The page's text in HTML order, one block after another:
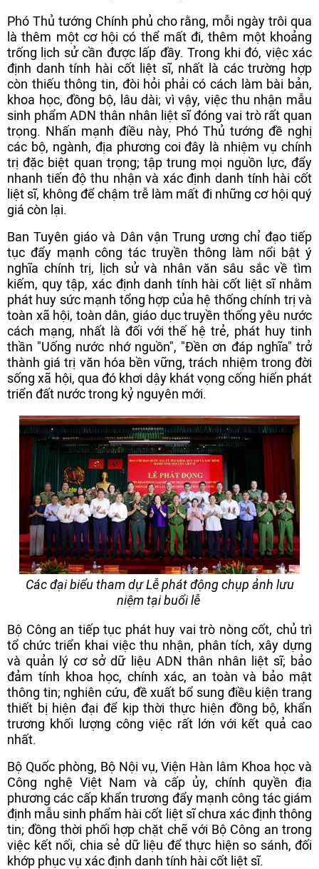
Phó Thủ tướng Chính phủ cho rằng, mỗi ngày trôi qua
là thêm một cơ hội có thể mất đi, thêm một khoảng
trống lịch sử cần được lấp đầy. Trong khi đó, việc xác
định danh tính hài cốt liệt sĩ, nhất là các trường hợp
còn thiếu thông tin, đòi hỏi phải có cách làm bài bản,
khoa học, đồng bộ, lâu dài; vì vậy, việc thu nhận mẫu
sinh phẩm ADN thân nhân liệt sĩ đóng vai trò rất quan
trọng. Nhấn mạnh điều này, Phó Thủ tướng đề nghị
các bộ, ngành, địa phương coi đây là nhiệm vụ chính
trị đặc biệt quan trọng; tập trung mọi nguồn lực, đẩy
nhanh tiến độ thu nhận và xác định danh tính hài cốt
liệt sĩ, không để chậm trễ làm mất đi những cơ hội quý
giá còn lại.
Ban Tuyên giáo và Dân vận Trung ương chỉ đạo tiếp
tục đẩy mạnh công tác truyền thông làm nổi bật ý
nghĩa chính trị, lịch sử và nhân văn sâu sắc về tìm
kiếm, quy tập, xác định danh tính hài cốt liệt sĩ nhằm
phát huy sức mạnh tổng hợp của hệ thống chính trị và
toàn xã hội, toàn dân, giáo dục truyền thống yêu nước
cách mạng, nhất là đối với thế hệ trẻ, phát huy tinh
thần "Uống nước nhớ nguồn", "Đền ơn đáp nghĩa" trở
thành giá trị văn hóa bền vững, trách nhiệm trong đời
sống xã hội, qua đó khơi dậy khát vọng cống hiến phát
triển đất nước trong kỷ nguyên mới.
Các đại biểu tham dự Lễ phát động chụp ảnh lưu
niệm tại buổi lễ
Bộ Công an tiếp tục phát huy vai trò nòng cốt, chủ trì
tổ chức triển khai việc thu nhận, phân tích, xây dựng
và quản lý cơ sở dữ liệu ADN thân nhân liệt sĩ; bảo
đảm tính khoa học, chính xác, an toàn và bảo mật
thông tin; nghiên cứu, đề xuất bổ sung điều kiện trang
thiết bị hiện đại để kịp thời thực hiện đồng bộ, khẩn
trương khối lượng công việc rất lớn với kết quả cao
nhất.
Bộ Quốc phòng, Bộ Nội vụ, Viện Hàn lâm Khoa học và
Công nghệ Việt Nam và cấp ủy, chính quyền địa
phương các cấp khẩn trương đẩy mạnh công tác giám
định mẫu sinh phẩm hài cốt liệt sĩ chưa xác định thông
tin; đồng thời phối hợp chặt chẽ với Bộ Công an trong
việc kết nối, chia sẻ dữ liệu để thực hiện so sánh, đối
khớp phục vụ xác định danh tính hài cốt liệt sĩ.